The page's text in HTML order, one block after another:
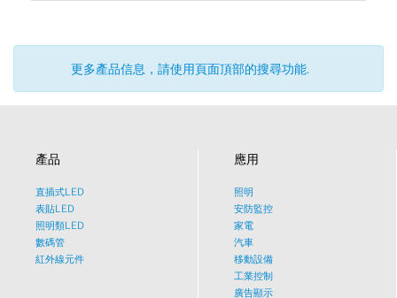
更多產品信息，請使用頁面頂部的搜尋功能.
產品
直插式LED
表貼LED
照明類LED
數碼管
紅外線元件
應用
照明
安防監控
家電
汽車
移動設備
工業控制
廣告顯示